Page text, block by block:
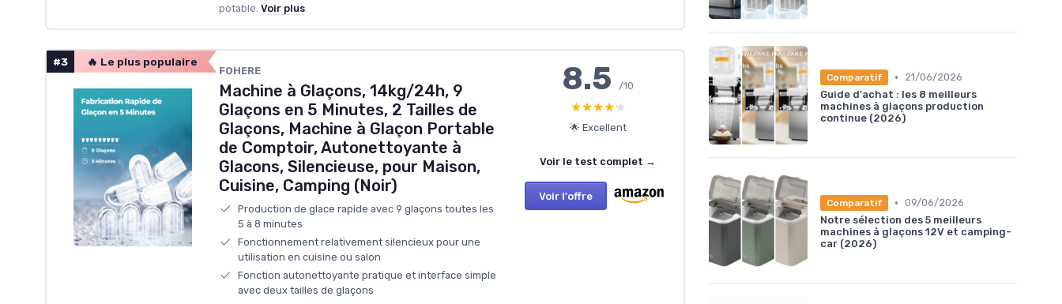
potable. Voir plus
#3 🔥 Le plus populaire
FOHERE
Machine à Glaçons, 14kg/24h, 9
Glaçons en 5 Minutes, 2 Tailles de
Glaçons, Machine à Glaçon Portable
de Comptoir, Autonettoyante à
Glacons, Silencieuse, pour Maison,
Cuisine, Camping (Noir)
Production de glace rapide avec 9 glaçons toutes les
5 à 8 minutes
Fonctionnement relativement silencieux pour une
utilisation en cuisine ou salon
Fonction autonettoyante pratique et interface simple
avec deux tailles de glaçons
8.5/10
★★★★★
★★★★★
🌟 Excellent
Voir le test complet →
Voir l'offre
Comparatif •
21/06/2026
Guide d'achat : les 8 meilleurs
machines à glaçons production
continue (2026)
Comparatif • 09/06/2026
Notre sélection des 5 meilleurs
machines à glaçons 12V et camping-
car (2026)